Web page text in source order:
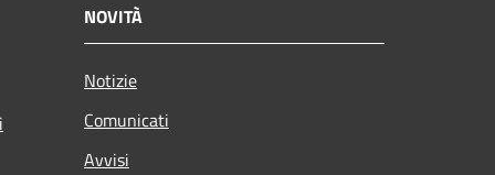
NOVITÀ
Notizie
Comunicati
Avvisi